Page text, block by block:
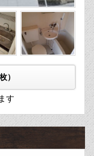
）
す